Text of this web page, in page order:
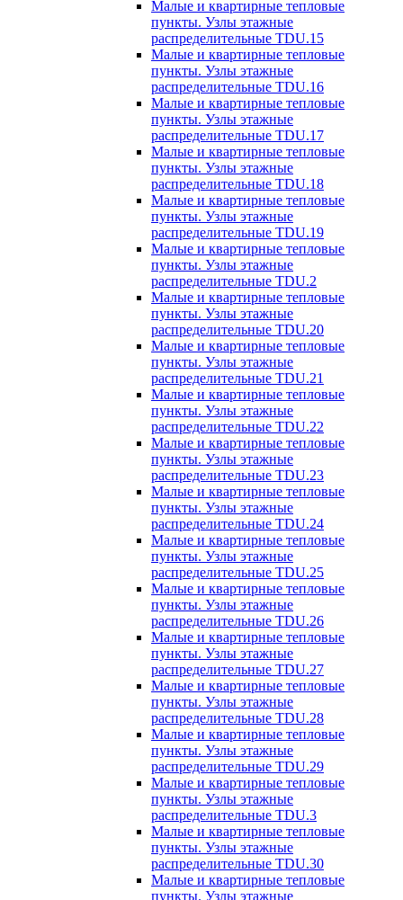
Малые и квартирные тепловые
пункты. Узлы этажные
распределительные TDU.15
Малые и квартирные тепловые
пункты. Узлы этажные
распределительные TDU.16
Малые и квартирные тепловые
пункты. Узлы этажные
распределительные TDU.17
Малые и квартирные тепловые
пункты. Узлы этажные
распределительные TDU.18
Малые и квартирные тепловые
пункты. Узлы этажные
распределительные TDU.19
Малые и квартирные тепловые
пункты. Узлы этажные
распределительные TDU.2
Малые и квартирные тепловые
пункты. Узлы этажные
распределительные TDU.20
Малые и квартирные тепловые
пункты. Узлы этажные
распределительные TDU.21
Малые и квартирные тепловые
пункты. Узлы этажные
распределительные TDU.22
Малые и квартирные тепловые
пункты. Узлы этажные
распределительные TDU.23
Малые и квартирные тепловые
пункты. Узлы этажные
распределительные TDU.24
Малые и квартирные тепловые
пункты. Узлы этажные
распределительные TDU.25
Малые и квартирные тепловые
пункты. Узлы этажные
распределительные TDU.26
Малые и квартирные тепловые
пункты. Узлы этажные
распределительные TDU.27
Малые и квартирные тепловые
пункты. Узлы этажные
распределительные TDU.28
Малые и квартирные тепловые
пункты. Узлы этажные
распределительные TDU.29
Малые и квартирные тепловые
пункты. Узлы этажные
распределительные TDU.3
Малые и квартирные тепловые
пункты. Узлы этажные
распределительные TDU.30
Малые и квартирные тепловые
пункты. Узлы этажные